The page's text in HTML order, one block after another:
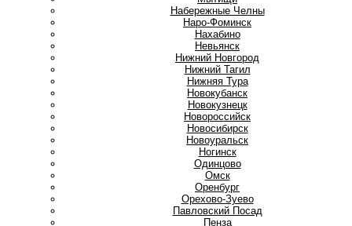
Набережные Челны
Наро-Фоминск
Нахабино
Невьянск
Нижний Новгород
Нижний Тагил
Нижняя Тура
Новокубанск
Новокузнецк
Новороссийск
Новосибирск
Новоуральск
Ногинск
Одинцово
Омск
Оренбург
Орехово-Зуево
Павловский Посад
Пенза